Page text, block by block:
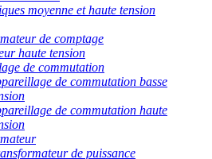
moyenne et haute tension
de comptage
haute tension
de commutation
de commutation basse
de commutation haute
de puissance